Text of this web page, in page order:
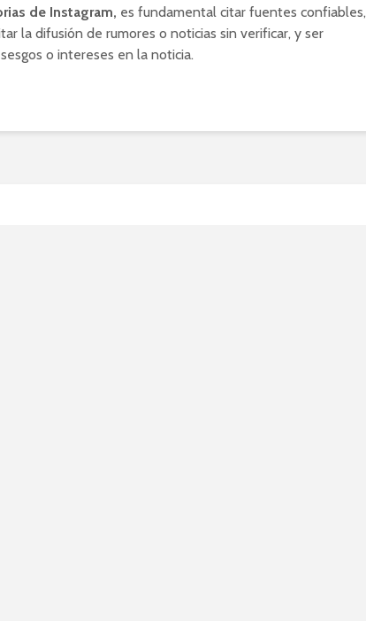
de Instagram, es fundamental citar fuentes confiables,
la difusión de rumores o noticias sin verificar, y ser
o intereses en la noticia.